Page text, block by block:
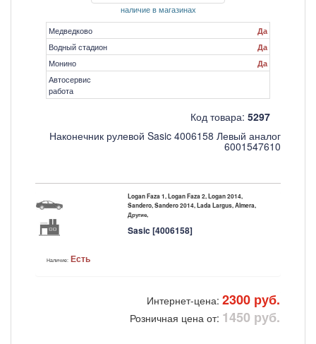
наличие в магазинах
Медведково
Да
Водный стадион
Да
Монино
Да
Автосервис
работа
Код товара: 5297
Наконечник рулевой Sasic 4006158 Левый аналог
6001547610
Logan Faza 1, Logan Faza 2, Logan 2014,
Sandero, Sandero 2014, Lada Largus, Almera,
Другие,
Sasic [4006158]
Наличие: Есть
Интернет-цена: 2300 руб.
Розничная цена от: 1450 руб.